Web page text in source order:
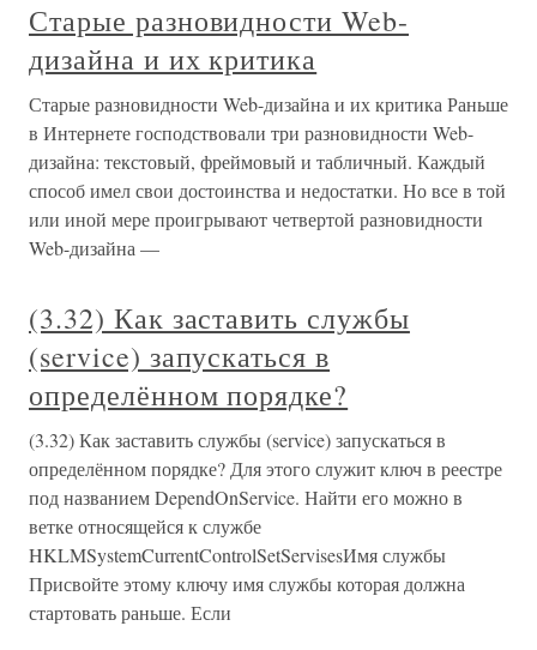
Старые разновидности Web-
дизайна и их критика
Старые разновидности Web-дизайна и их критика Раньше
в Интернете господствовали три разновидности Web-
дизайна: текстовый, фреймовый и табличный. Каждый
способ имел свои достоинства и недостатки. Но все в той
или иной мере проигрывают четвертой разновидности
Web-дизайна —
(3.32) Как заставить службы
(service) запускаться в
определённом порядке?
(3.32) Как заставить службы (service) запускаться в
определённом порядке? Для этого служит ключ в реестре
под названием DependOnService. Найти его можно в
ветке относящейся к службе
HKLMSystemCurrentControlSetServisesИмя службы
Присвойте этому ключу имя службы которая должна
стартовать раньше. Если